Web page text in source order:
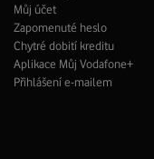
Můj účet
Zapomenuté heslo
Chytré dobití kreditu
Aplikace Můj Vodafone+
Přihlášení e-mailem